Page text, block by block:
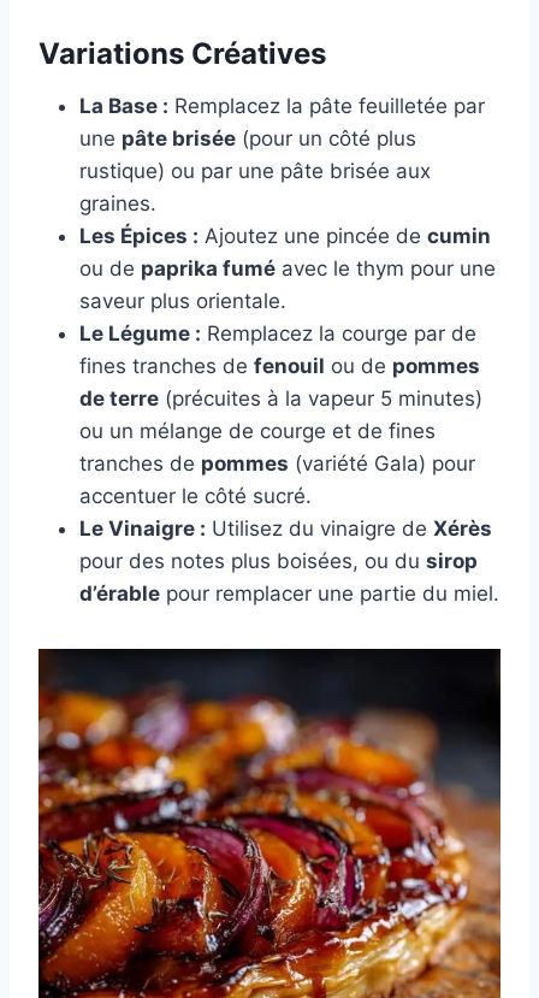
Variations Créatives
La Base : Remplacez la pâte feuilletée par
une pâte brisée (pour un côté plus
rustique) ou par une pâte brisée aux
graines.
Les Épices : Ajoutez une pincée de cumin
ou de paprika fumé avec le thym pour une
saveur plus orientale.
Le Légume : Remplacez la courge par de
fines tranches de fenouil ou de pommes
de terre (précuites à la vapeur 5 minutes)
ou un mélange de courge et de fines
tranches de pommes (variété Gala) pour
accentuer le côté sucré.
Le Vinaigre : Utilisez du vinaigre de Xérès
pour des notes plus boisées, ou du sirop
d’érable pour remplacer une partie du miel.